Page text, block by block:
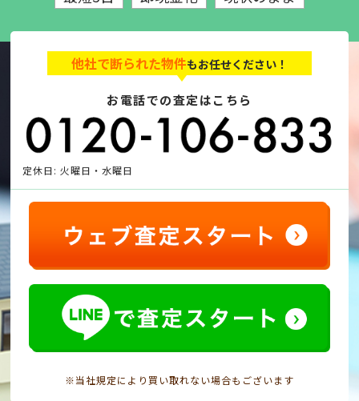
他社で断られた物件もお任せください！
お電話での査定はこちら
定休日: 火曜日・水曜日
※当社規定により買い取れない場合もございます